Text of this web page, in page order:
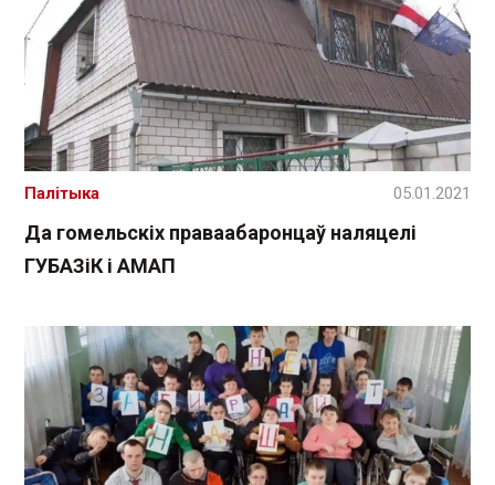
Да гомельскіх праваабаронцаў наляцелі
ГУБАЗіК і АМАП
Палітыка 05.01.2021